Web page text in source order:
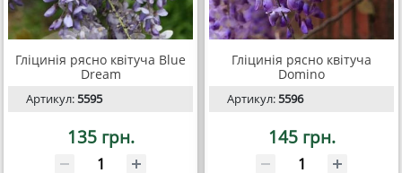
Гліцинія рясно квітуча Blue
Dream
Артикул:5595
135 грн.
Гліцинія рясно квітуча
Domino
Артикул:5596
145 грн.